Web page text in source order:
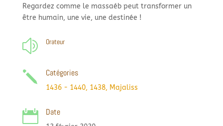
Regardez comme le massaéb peut transformer un
être humain, une vie, une destinée !
z Orateur
j Catégories
1436 - 1440, 1438, Majaliss
 Date